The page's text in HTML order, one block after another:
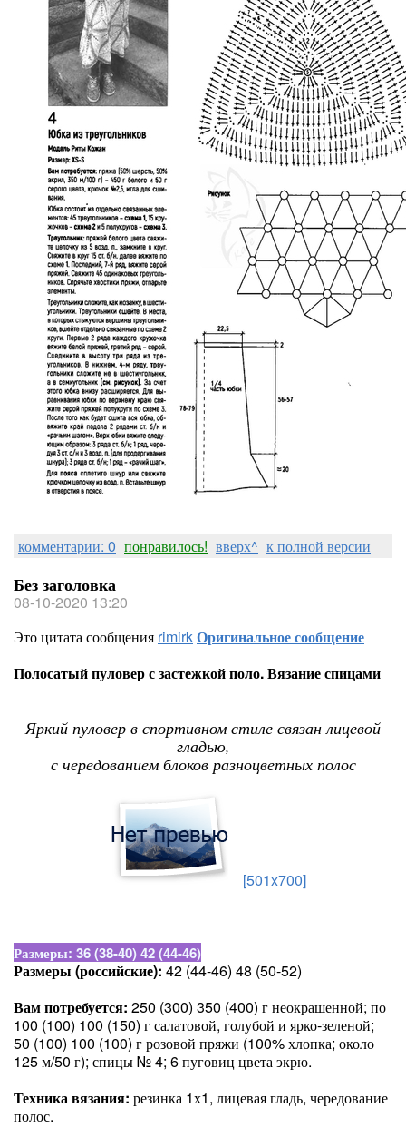
комментарии: 0 понравилось! вверх^ к полной версии
Без заголовка
08-10-2020 13:20
Это цитата сообщения rimirkОригинальное сообщение
Полосатый пуловер с застежкой поло. Вязание спицами
Яркий пуловер в спортивном стиле связан лицевой
гладью,
с чередованием блоков разноцветных полос
[501x700]
Размеры: 36 (38-40) 42 (44-46)
Размеры (российские): 42 (44-46) 48 (50-52)
Вам потребуется: 250 (300) 350 (400) г неокрашенной; по
100 (100) 100 (150) г салатовой, голубой и ярко-зеленой;
50 (100) 100 (100) г розовой пряжи (100% хлопка; около
125 м/50 г); спицы № 4; 6 пуговиц цвета экрю.
Техника вязания: резинка 1х1, лицевая гладь, чередование
полос.